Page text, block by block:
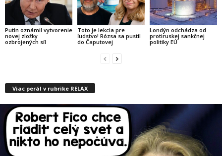
Putin oznámil vytvorenie
novej zložky
ozbrojených síl
Toto je lekcia pre
ľudstvo! Rózsa sa pustil
do Čaputovej
Londýn odchádza od
protiruskej sankčnej
politiky EÚ
Viac perál v rubrike RELAX